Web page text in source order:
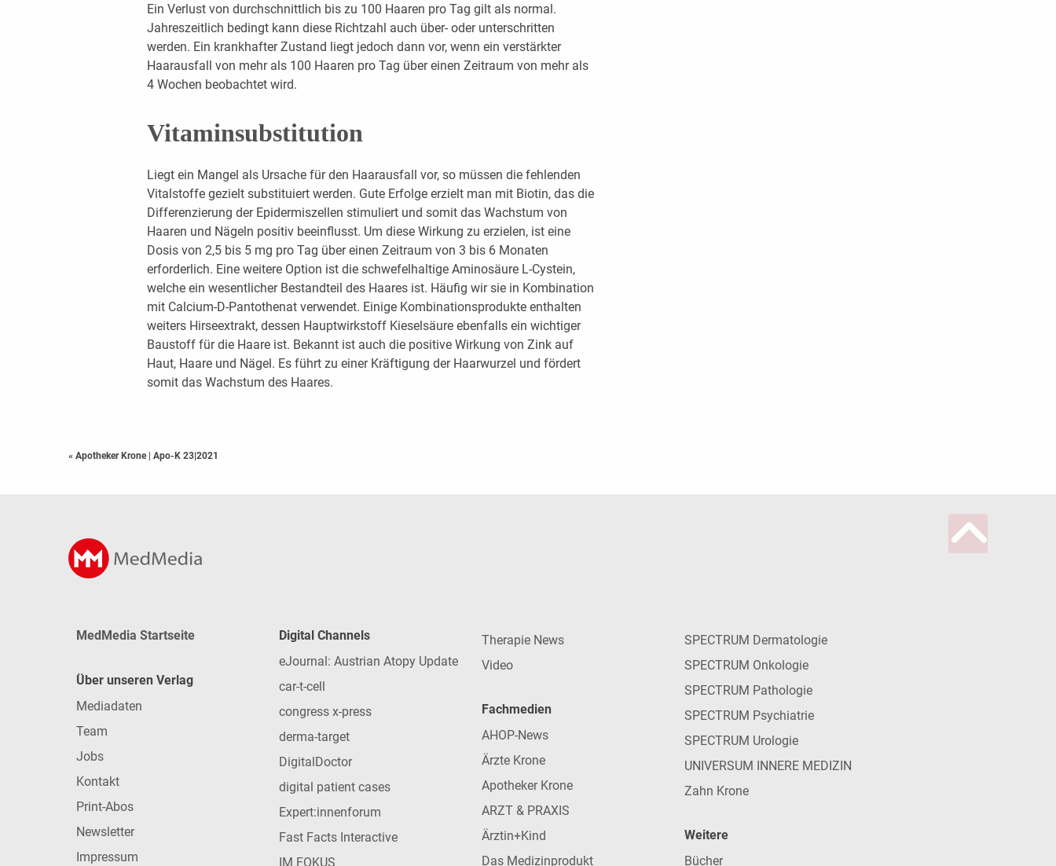
Ein Verlust von durchschnittlich bis zu ­100 Haaren pro Tag gilt als normal.
Jahreszeitlich bedingt kann diese Richtzahl auch über- oder unterschritten
werden. Ein krankhafter Zustand liegt jedoch dann vor, wenn ein verstärkter
Haarausfall von mehr als 100 Haaren pro Tag über einen Zeitraum von mehr als
4 Wochen beobachtet wird.
Vitaminsubstitution
Liegt ein Mangel als Ursache für den Haarausfall vor, so müssen die fehlenden
Vitalstoffe gezielt substituiert werden. Gute Erfolge erzielt man mit Biotin, das die
Differenzierung der Epidermiszellen stimuliert und somit das Wachstum von
Haaren und Nägeln positiv beeinflusst. Um diese Wirkung zu erzielen, ist eine
Dosis von 2,5 bis 5 mg pro Tag über einen Zeitraum von 3 bis 6 Monaten
erforderlich. Eine weitere Option ist die schwefelhaltige Aminosäure L-Cystein,
welche ein wesentlicher Bestandteil des Haares ist. Häufig wir sie in Kombination
mit Calcium-D-Pantothenat verwendet. Einige Kombinationsprodukte enthalten
weiters Hirseextrakt, dessen Hauptwirkstoff Kieselsäure ebenfalls ein wichtiger
Baustoff für die Haare ist. Bekannt ist auch die positive Wirkung von Zink auf
Haut, Haare und Nägel. Es führt zu einer Kräftigung der Haarwurzel und fördert
somit das Wachstum des Haares.
« Apotheker Krone | Apo-K 23|2021
MedMedia Startseite
Über unseren Verlag
Mediadaten
Team
Jobs
Kontakt
Print-Abos
Newsletter
Impressum
Digital Channels
eJournal: Austrian Atopy Update
car-t-cell
congress x-press
derma-target
DigitalDoctor
digital patient cases
Expert:innenforum
Fast Facts Interactive
IM FOKUS
Therapie News
Video
Fachmedien
AHOP-News
Ärzte Krone
Apotheker Krone
ARZT & PRAXIS
Ärztin+Kind
Das Medizinprodukt
SPECTRUM Dermatologie
SPECTRUM Onkologie
SPECTRUM Pathologie
SPECTRUM Psychiatrie
SPECTRUM Urologie
UNIVERSUM INNERE MEDIZIN
Zahn Krone
Weitere
Bücher